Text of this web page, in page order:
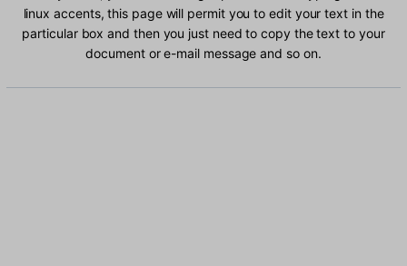
linux accents, this page will permit you to edit your text in the
particular box and then you just need to copy the text to your
document or e-mail message and so on.